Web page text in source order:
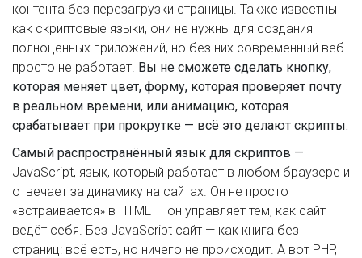
контента без перезагрузки страницы . Также известны
как скриптовые языки, они не нужны для создания
полноценных приложений, но без них современный веб
просто не работает. Вы не сможете сделать кнопку,
которая меняет цвет, форму, которая проверяет почту
в реальном времени, или анимацию, которая
срабатывает при прокрутке — всё это делают скрипты.
Самый распространённый язык для скриптов —
JavaScript, язык, который работает в любом браузере и
отвечает за динамику на сайтах . Он не просто
«встраивается» в HTML — он управляет тем, как сайт
ведёт себя. Без JavaScript сайт — как книга без
страниц: всё есть, но ничего не происходит. А вот PHP,